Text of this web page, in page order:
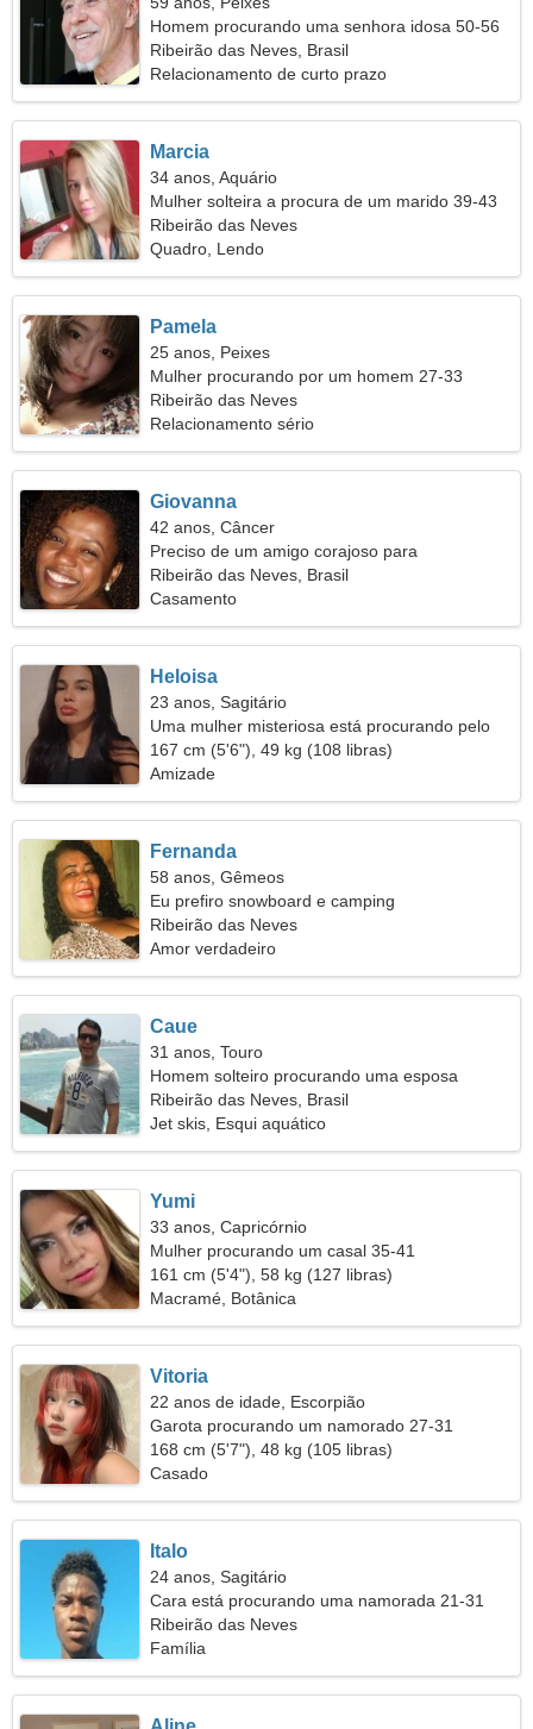
Homem procurando uma senhora idosa 50-56
Ribeirão das Neves, Brasil
Relacionamento de curto prazo
Marcia
34 anos, Aquário
Mulher solteira a procura de um marido 39-43
Ribeirão das Neves
Quadro, Lendo
Pamela
25 anos, Peixes
Mulher procurando por um homem 27-33
Ribeirão das Neves
Relacionamento sério
Giovanna
42 anos, Câncer
Preciso de um amigo corajoso para
caminharmos juntos
Ribeirão das Neves, Brasil
Casamento
Heloisa
23 anos, Sagitário
Uma mulher misteriosa está procurando pelo
amor verdadeiro
167 cm (5'6"), 49 kg (108 libras)
Amizade
Fernanda
58 anos, Gêmeos
Eu prefiro snowboard e camping
Ribeirão das Neves
Amor verdadeiro
Caue
31 anos, Touro
Homem solteiro procurando uma esposa
Ribeirão das Neves, Brasil
Jet skis, Esqui aquático
Yumi
33 anos, Capricórnio
Mulher procurando um casal 35-41
161 cm (5'4"), 58 kg (127 libras)
Macramé, Botânica
Vitoria
22 anos de idade, Escorpião
Garota procurando um namorado 27-31
168 cm (5'7"), 48 kg (105 libras)
Casado
Italo
24 anos, Sagitário
Cara está procurando uma namorada 21-31
Ribeirão das Neves
Família